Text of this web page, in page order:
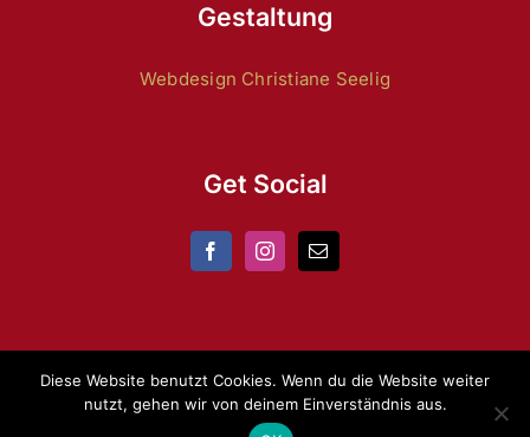
Gestaltung
Webdesign Christiane Seelig
Get Social
Diese Website benutzt Cookies. Wenn du die Website weiter
nutzt, gehen wir von deinem Einverständnis aus.